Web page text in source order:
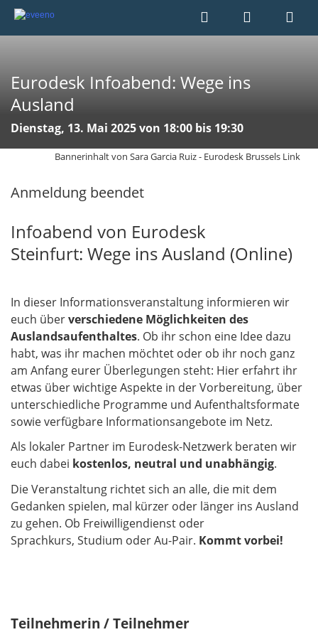
Eurodesk Infoabend: Wege ins
Ausland
Dienstag, 13. Mai 2025 von 18:00 bis 19:30
Bannerinhalt von Sara Garcia Ruiz - Eurodesk Brussels Link
Anmeldung beendet
Infoabend von Eurodesk
Steinfurt: Wege ins Ausland (Online)
In dieser Informationsveranstaltung informieren wir
euch überverschiedene Möglichkeiten des
Auslandsaufenthaltes. Ob ihr schon eine Idee dazu
habt, was ihr machen möchtet oder ob ihr noch ganz
am Anfang eurer Überlegungen steht: Hier erfahrt ihr
etwas über wichtige Aspekte in der Vorbereitung, über
unterschiedliche Programme und Aufenthaltsformate
sowie verfügbare Informationsangebote im Netz.
Als lokaler Partner im Eurodesk-Netzwerk beraten wir
euch dabei kostenlos, neutral und unabhängig.
Die Veranstaltung richtet sich an alle, die mit dem
Gedanken spielen, mal kürzer oder länger ins Ausland
zu gehen. Ob Freiwilligendienst oder
Sprachkurs, Studium oder Au-Pair. Kommt vorbei!
Teilnehmerin / Teilnehmer